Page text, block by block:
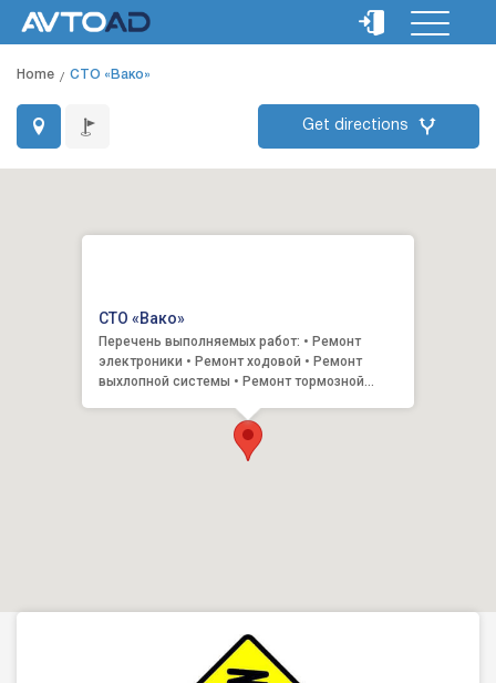
Home СТО «Вако»
Get directions
СТО «Вако»
Перечень выполняемых работ: • Ремонт
электроники • Ремонт ходовой • Ремонт
выхлопной системы • Ремонт тормозной